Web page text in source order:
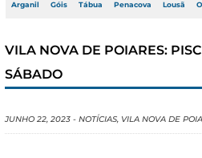
Arganil Góis Tábua Penacova Lousã
VILA NOVA DE POIARES:
SÁBADO
JUNHO 22, 2023 - NOTÍCIAS, VILA NOVA DE